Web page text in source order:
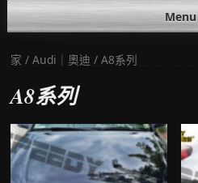
Menu
家 / Audi｜奧迪 / A8系列
A8系列